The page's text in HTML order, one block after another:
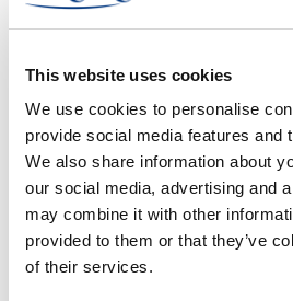
This website uses cookies
We use cookies to personalise
provide social media features and
We also share information about
our social media, advertising and
may combine it with other
provided to them or that they’ve
of their services.
Berner
blir
återförsäljare
av
Rigaku
EDXRF-
instrument